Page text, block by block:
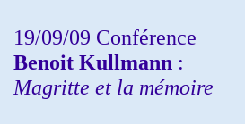
19/09/09 Conférence
Benoit Kullmann :
Magritte et la mémoire